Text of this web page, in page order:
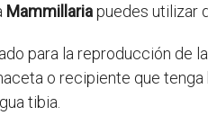
Mammillariapuedes utilizar
para la reproducción de la
o recipiente que
tibia.